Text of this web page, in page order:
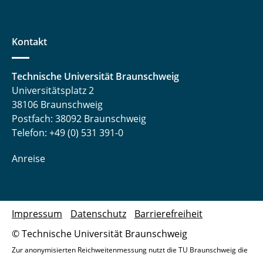
Kontakt
Technische Universität Braunschweig
Universitätsplatz 2
38106 Braunschweig
Postfach: 38092 Braunschweig
Telefon: +49 (0) 531 391-0
Anreise
© Technische Universität Braunschweig
Impressum Datenschutz Barrierefreiheit
Zur anonymisierten Reichweitenmessung nutzt die TU Braunschweig die